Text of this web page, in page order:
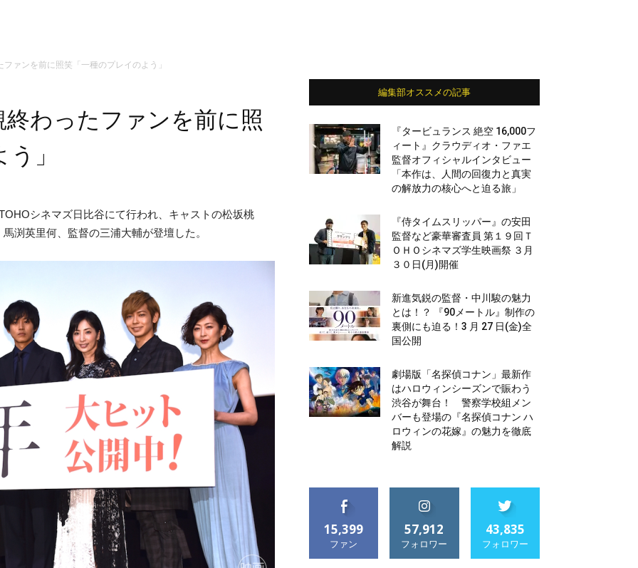
ァンを前に照笑「一種のプレイのよう」
わったファンを前に照
」
シネマズ日比谷にて行われ、キャストの松坂桃
渕英⾥何、監督の三浦大輔が登壇した。
編集部オススメの記事
『タービュランス 絶空 16,000フ
ィート』クラウディオ・ファエ
監督オフィシャルインタビュー
「本作は、人間の回復力と真実
の解放力の核心へと迫る旅」
『侍タイムスリッパー』の安田
監督など豪華審査員 第１９回Ｔ
ＯＨＯシネマズ学生映画祭 ３月
３０日(月)開催
新進気鋭の監督・中川駿の魅力
とは！？ 『90メートル』制作の
裏側にも迫る！3 月 27 日(金)全
国公開
劇場版「名探偵コナン」最新作
はハロウィンシーズンで賑わう
渋谷が舞台！ 警察学校組メン
バーも登場の『名探偵コナン ハ
ロウィンの花嫁』の魅力を徹底
解説
15,399
ファン
57,912
フォロワー
43,835
フォロワー